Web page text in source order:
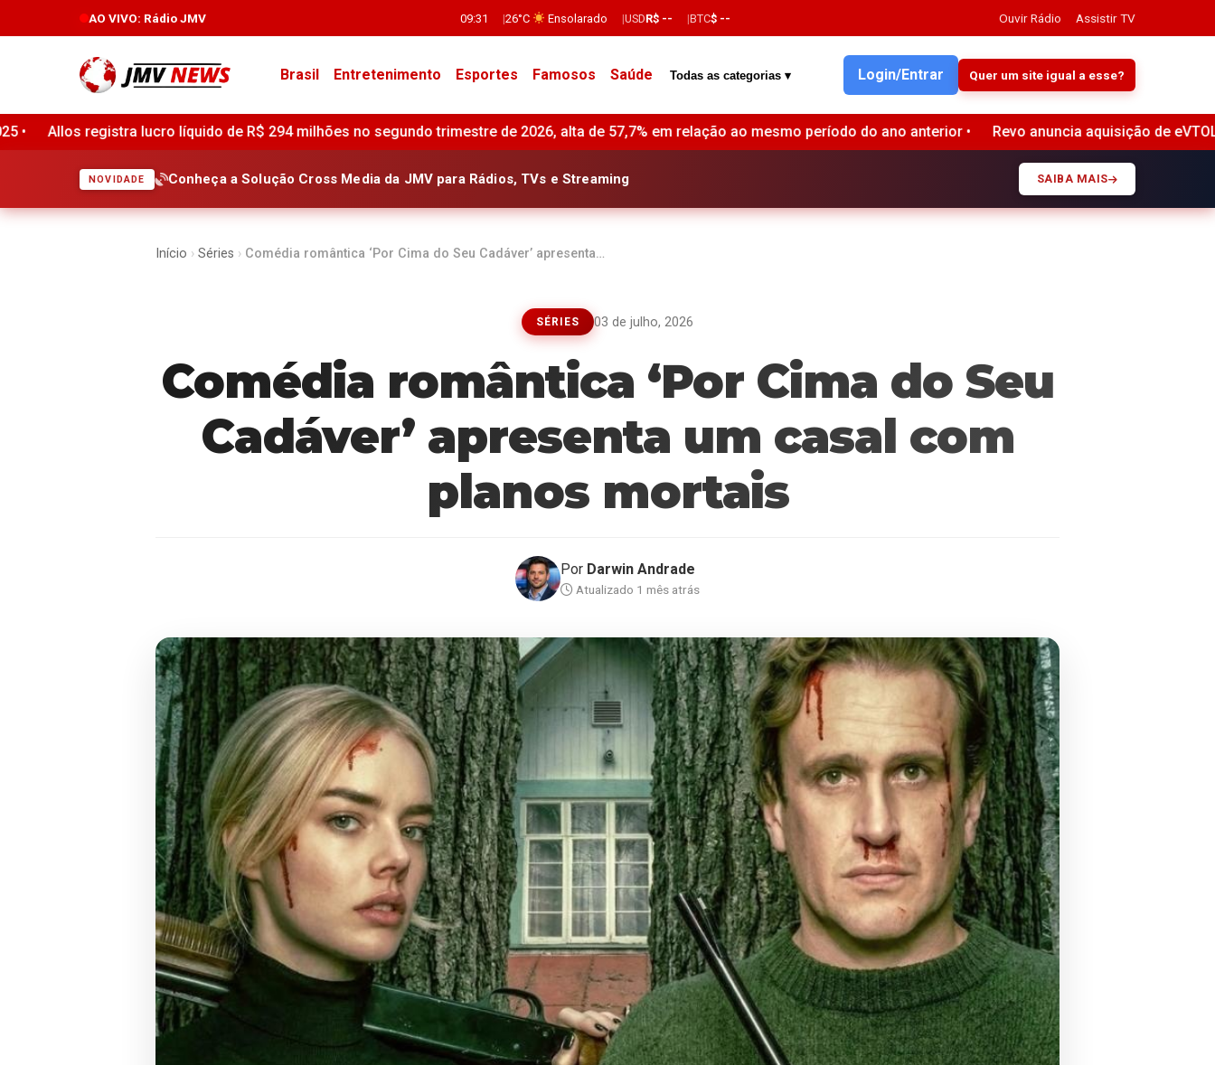
AO VIVO: Rádio JMV 09:31 26°C Ensolarado USDR$ -- BTC$ -- Ouvir Rádio Assistir TV
Brasil Entretenimento Esportes Famosos Saúde Todas as categorias ▾ Login/Entrar Quer um site igual a esse?
milhões no segundo trimestre de 2026, alta de 57,7% em relação ao mesmo período do ano anterior • Revo anuncia aquisição de eVTOLs da Embraer e planeja expansão
NOVIDADE Conheça a Solução Cross Media da JMV para Rádios, TVs e Streaming SAIBA MAIS
Início › Séries › Comédia romântica ‘Por Cima do Seu Cadáver’ apresenta…
SÉRIES 03 de julho, 2026
Comédia romântica ‘Por Cima do Seu
Cadáver’ apresenta um casal com
planos mortais
Por Darwin Andrade
Atualizado 1 mês atrás